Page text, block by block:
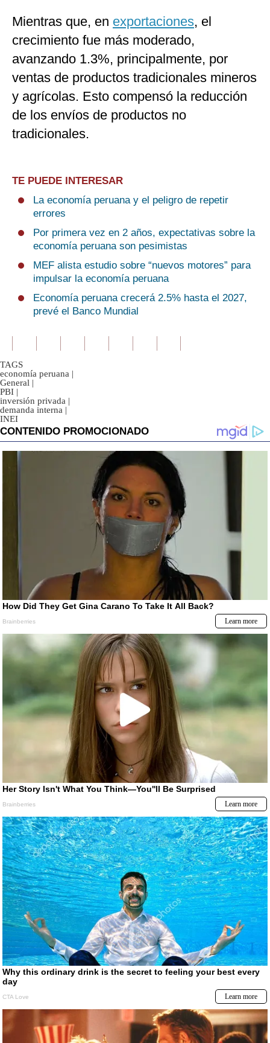
Mientras que, en exportaciones, el
crecimiento fue más moderado,
avanzando 1.3%, principalmente, por
ventas de productos tradicionales mineros
y agrícolas. Esto compensó la reducción
de los envíos de productos no
tradicionales.
TE PUEDE INTERESAR
La economía peruana y el peligro de repetir
errores
Por primera vez en 2 años, expectativas sobre la
economía peruana son pesimistas
MEF alista estudio sobre “nuevos motores” para
impulsar la economía peruana
Economía peruana crecerá 2.5% hasta el 2027,
prevé el Banco Mundial
TAGS
economía peruana |
General |
PBI |
inversión privada |
demanda interna |
INEI